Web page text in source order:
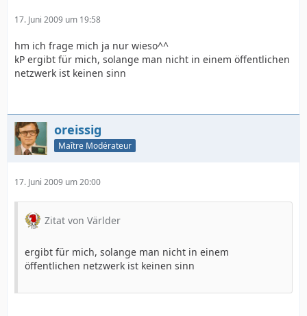
17. Juni 2009 um 19:58
hm ich frage mich ja nur wieso^^
kP ergibt für mich, solange man nicht in einem öffentlichen
netzwerk ist keinen sinn
oreissig
Maître Modérateur
17. Juni 2009 um 20:00
Zitat von Världer
ergibt für mich, solange man nicht in einem
öffentlichen netzwerk ist keinen sinn